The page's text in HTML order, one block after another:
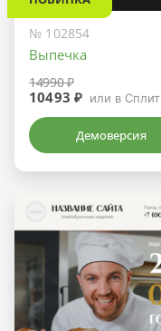
№ 102854
Выпечка
14990 ₽
10493 ₽ или в Сплит
Демоверсия